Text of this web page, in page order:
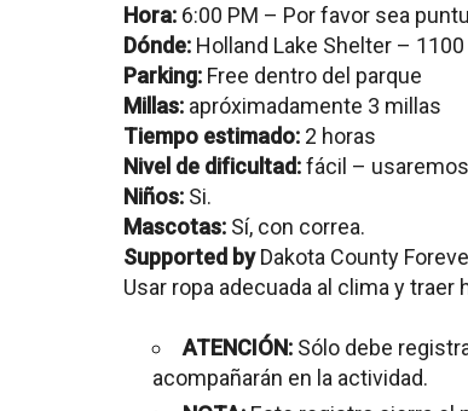
Hora: 6:00 PM – Por favor sea
Dónde: Holland Lake Shelter –
Parking: Free dentro del parque
Millas: apróximadamente 3 millas
Tiempo estimado: 2 horas
Nivel de dificultad:fácil –
Niños: Si.
Mascotas: Sí, con correa.
Supported byDakota County
Usar ropa adecuada al clima y traer
ATENCIÓN: Sólo debe
acompañarán en la actividad.